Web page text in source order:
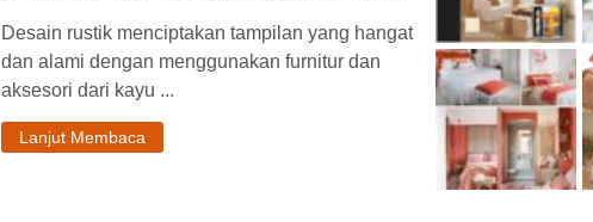
Desain rustik menciptakan tampilan yang hangat
dan alami dengan menggunakan furnitur dan
aksesori dari kayu ...
Lanjut Membaca